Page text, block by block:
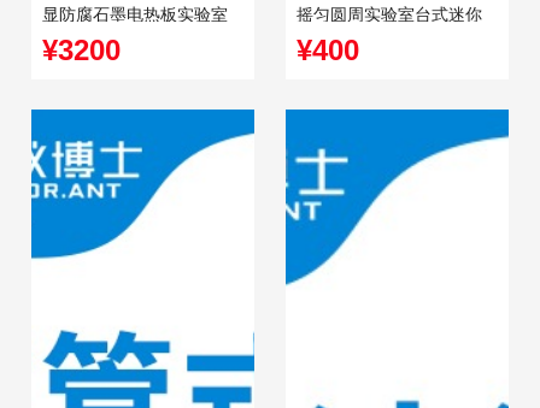
显防腐石墨电热板实验室
预热平台
¥3200
摇匀圆周实验室台式迷你
混匀器
¥400